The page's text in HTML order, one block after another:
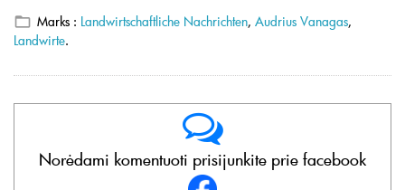
Marks : Landwirtschaftliche Nachrichten, Audrius Vanagas,
Landwirte.
Norėdami komentuoti prisijunkite prie facebook